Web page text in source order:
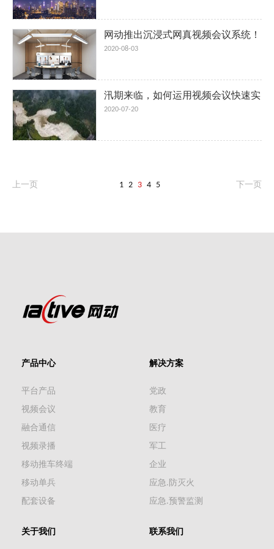
网动推出沉浸式网真视频会议系统！
2020-08-03
汛期来临，如何运用视频会议快速实
现应急指挥
2020-07-20
上一页 1 2 3 4 5 下一页
产品中心
平台产品
视频会议
融合通信
视频录播
移动推车终端
移动单兵
配套设备
解决方案
党政
教育
医疗
军工
企业
应急.防灭火
应急.预警监测
关于我们 联系我们